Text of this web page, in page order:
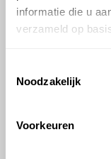
informatie die u
verzameld op
Noodzakelijk
Voorkeuren